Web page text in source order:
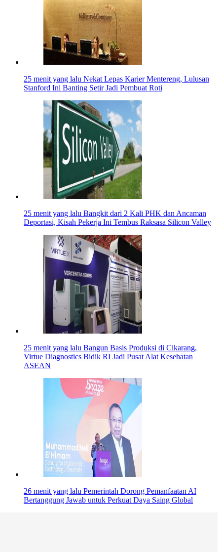
25 menit yang lalu Nekat Lepas Karier Mentereng, Lulusan
Stanford Ini Banting Setir Jadi Pembuat Roti
25 menit yang lalu Bangkit dari 2 Kali PHK dan Ancaman
Deportasi, Kisah Pekerja Ini Tembus Raksasa Silicon Valley
25 menit yang lalu Bangun Basis Produksi di Cikarang,
Virtue Diagnostics Bidik RI Jadi Pusat Alat Kesehatan
ASEAN
26 menit yang lalu Pemerintah Dorong Pemanfaatan AI
Bertanggung Jawab untuk Perkuat Daya Saing Global